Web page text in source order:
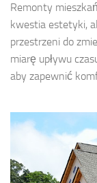
Remonty
kwestia estetyki,
przestrzeni do
miarę upływu
aby zapewnić